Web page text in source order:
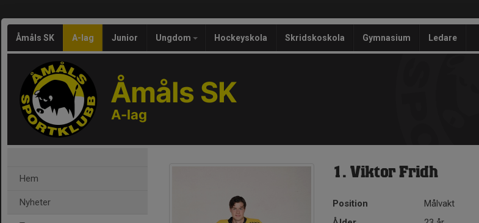
Åmåls SK A-lag Junior Ungdom Hockeyskola Skridskoskola Gymnasium Ledare
Åmåls SK
A-lag
Hem
Nyheter
1. Viktor Fridh
Position
Målvakt